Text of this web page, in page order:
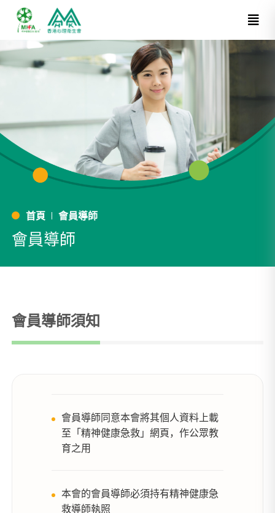
首頁 會員導師
會員導師
會員導師須知
會員導師同意本會將其個人資料上載
至「精神健康急救」網頁，作公眾教
育之用
本會的會員導師必須持有精神健康急
救導師執照